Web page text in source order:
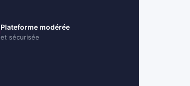
Plateforme modérée
et sécurisée